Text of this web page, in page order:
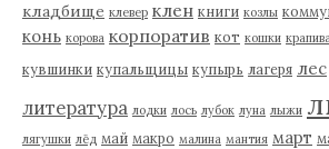
кладбище клевер клен книги козлы
конь корова корпоратив кот кошки крапива
кувшинки купальщицы купырь лагеря лес
литература лодки лось лубок луна лыжи
лягушки лёд май макро малина мантия март